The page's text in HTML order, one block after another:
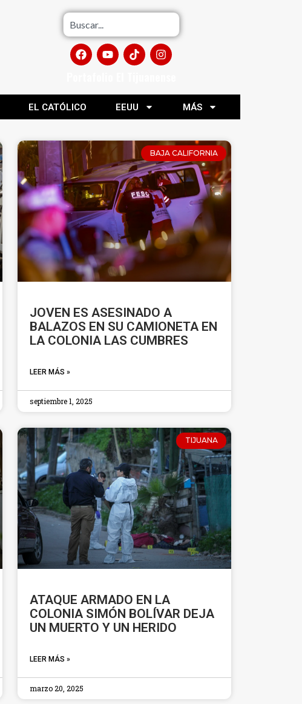
EL CATÓLICO EEUU MÁS
BAJA CALIFORNIA
JOVEN ES ASESINADO A
BALAZOS EN SU CAMIONETA EN
LA COLONIA LAS CUMBRES
LEER MÁS »
septiembre 1, 2025
TIJUANA
ATAQUE ARMADO EN LA
COLONIA SIMÓN BOLÍVAR DEJA
UN MUERTO Y UN HERIDO
LEER MÁS »
marzo 20, 2025